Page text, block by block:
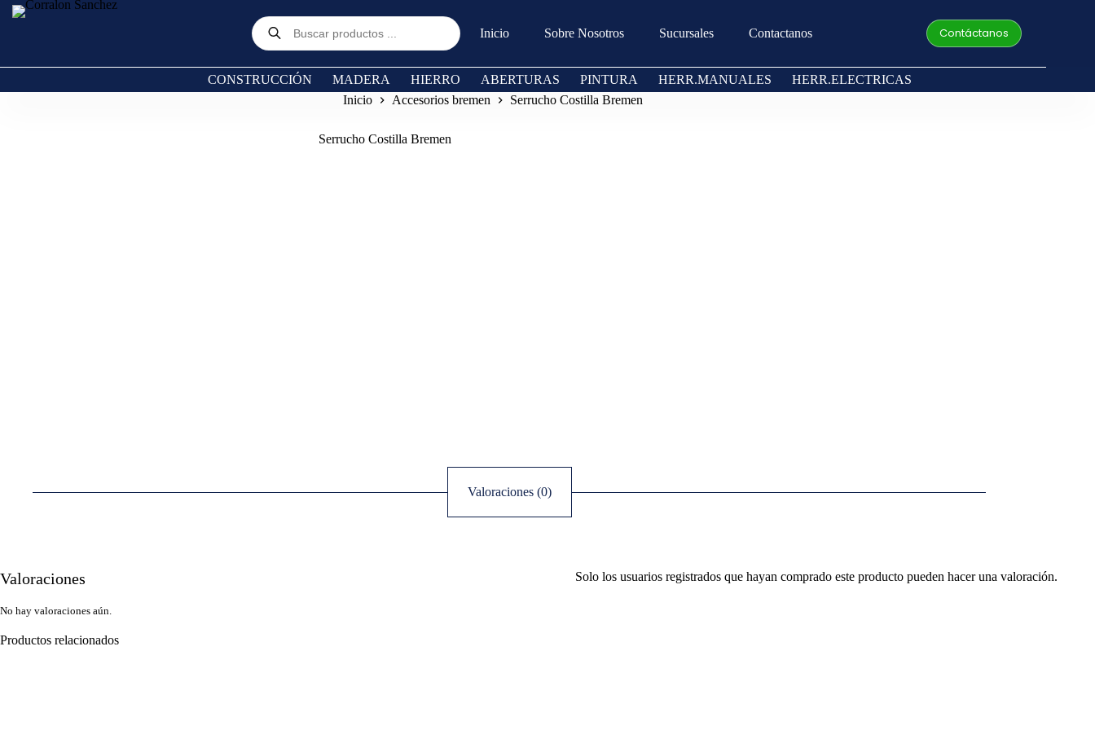
Inicio Sobre Nosotros Sucursales Contactanos Contáctanos
CONSTRUCCIÓN MADERA HIERRO ABERTURAS PINTURA HERR.MANUALES
HERR.ELECTRICAS
Inicio
Accesorios bremen Serrucho Costilla Bremen
Serrucho Costilla Bremen
Valoraciones (0)
Valoraciones
No hay valoraciones aún.
Solo los usuarios registrados que hayan comprado este producto pueden hacer una valoración.
Productos relacionados